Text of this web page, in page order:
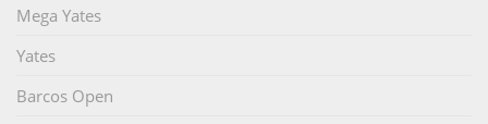
Mega Yates
Yates
Barcos Open